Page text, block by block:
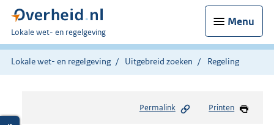
Menu
U
bent
hier:
Lokale wet- en regelgeving
Lokale wet- en regelgeving Uitgebreid zoeken Regeling
Permalink Printen